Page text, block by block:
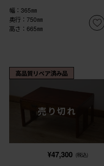
幅：365㎜
奥行：750㎜
高さ：665㎜
高品質リペア済み品
売り切れ
¥47,300 (税込)